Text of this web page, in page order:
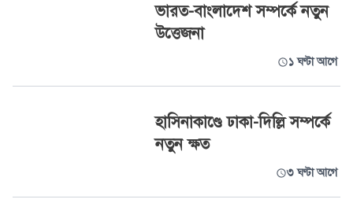
ভারত-বাংলাদেশ সম্পর্কে নতুন
উত্তেজনা
১ ঘণ্টা আগে
হাসিনাকাণ্ডে ঢাকা-দিল্লি সম্পর্কে
নতুন ক্ষত
৩ ঘণ্টা আগে